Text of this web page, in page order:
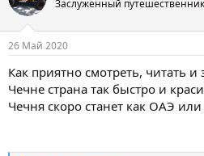
и
Заслуженный путешественник
26 Май 2020
Как приятно смотреть, читать и
Чечне страна так быстро и
Чечня скоро станет как ОАЭ